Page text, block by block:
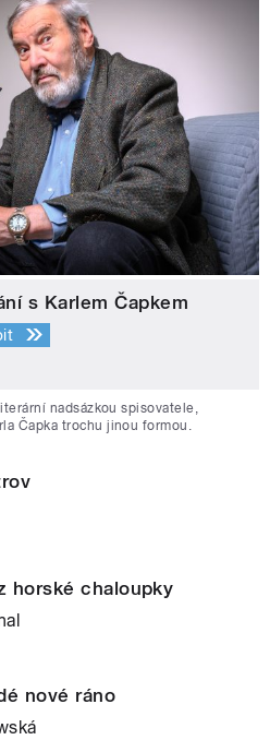
s Karlem Čapkem
nadsázkou spisovatele,
Čapka trochu jinou formou.
horské chaloupky
nové ráno